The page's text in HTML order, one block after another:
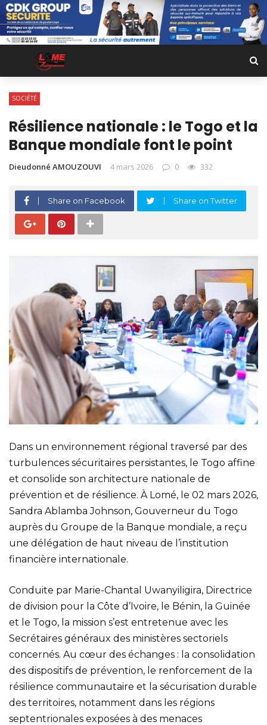
SOCIÉTÉ
Résilience nationale : le Togo et la
Banque mondiale font le point
Dieudonné AMOUZOUVI 4 mars 2026 0 332
Share on Facebook Share on Twitter
Dans un environnement régional traversé par des
turbulences sécuritaires persistantes, le Togo affine
et consolide son architecture nationale de
prévention et de résilience. À Lomé, le 02 mars 2026,
Sandra Ablamba Johnson, Gouverneur du Togo
auprès du Groupe de la Banque mondiale, a reçu
une délégation de haut niveau de l’institution
financière internationale.
Conduite par Marie-Chantal Uwanyiligira, Directrice
de division pour la Côte d’Ivoire, le Bénin, la Guinée
et le Togo, la mission s’est entretenue avec les
Secrétaires généraux des ministères sectoriels
concernés. Au cœur des échanges : la consolidation
des dispositifs de prévention, le renforcement de la
résilience communautaire et la sécurisation durable
des territoires, notamment dans les régions
septentrionales exposées à des menaces